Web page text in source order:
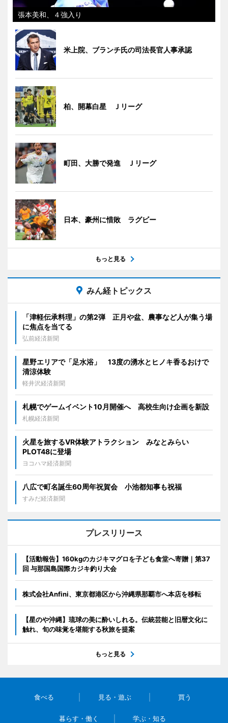
張本美和、４強入り
米上院、ブランチ氏の司法長官人事承認
柏、開幕白星 Ｊリーグ
町田、大勝で発進 Ｊリーグ
日本、豪州に惜敗 ラグビー
もっと見る
みん経トピックス
「津軽伝承料理」の第2弾 正月や盆、農事など人が集う場
に焦点を当てる
弘前経済新聞
星野エリアで「足水浴」 13度の湧水とヒノキ香るおけで
清涼体験
軽井沢経済新聞
札幌でゲームイベント10月開催へ 高校生向け企画を新設
札幌経済新聞
火星を旅するVR体験アトラクション みなとみらい
PLOT48に登場
ヨコハマ経済新聞
八広で町名誕生60周年祝賀会 小池都知事も祝福
すみだ経済新聞
プレスリリース
【活動報告】160kgのカジキマグロを子ども食堂へ寄贈｜第37
回 与那国島国際カジキ釣り大会
株式会社Anfini、東京都港区から沖縄県那覇市へ本店を移転
【星のや沖縄】琉球の美に酔いしれる。伝統芸能と旧暦文化に
触れ、旬の味覚を堪能する秋旅を提案
もっと見る
食べる 見る・遊ぶ 買う
暮らす・働く 学ぶ・知る